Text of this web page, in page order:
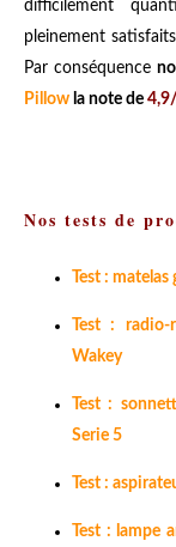
difficilement
pleinement
Par conséquence
Pillow la note de
Nos tests de
Test :
Test :
Wakey
Test :
Serie 5
Test :
Test : lampe